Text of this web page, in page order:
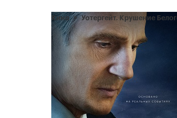
Кино Уотергейт. Крушение